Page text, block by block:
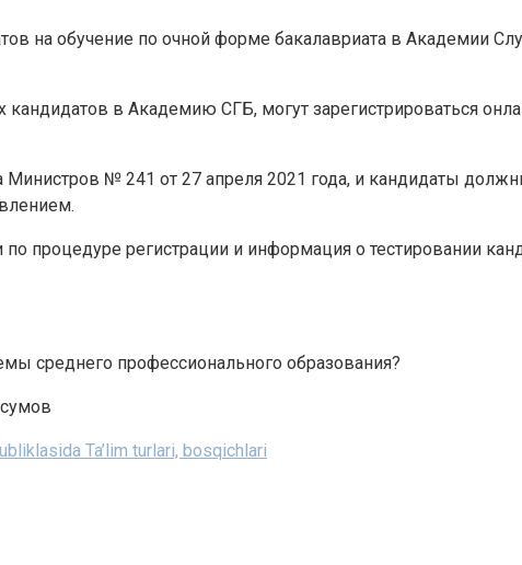
на обучение по очной форме бакалавриата в Академии
в Академию СГБ, могут зарегистрироваться
№ 241 от 27 апреля 2021 года, и кандидаты
процедуре регистрации и информация о тестировании
среднего профессионального образования?
Ta’lim turlari, bosqichlari